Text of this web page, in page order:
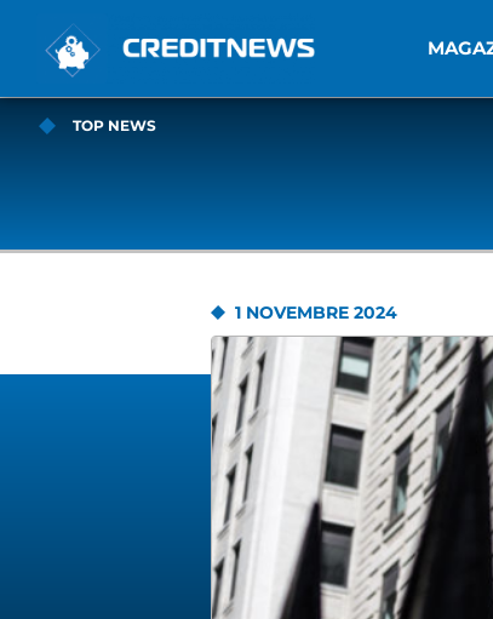
TOP NEWS
1 NOVEMBRE 2024